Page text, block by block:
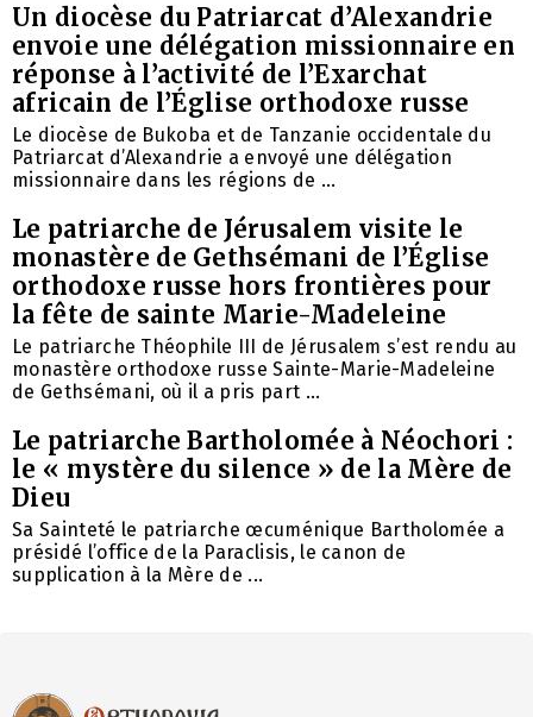
Un diocèse du Patriarcat d’Alexandrie
envoie une délégation missionnaire en
réponse à l’activité de l’Exarchat
africain de l’Église orthodoxe russe
Le diocèse de Bukoba et de Tanzanie occidentale du
Patriarcat d’Alexandrie a envoyé une délégation
missionnaire dans les régions de ...
Le patriarche de Jérusalem visite le
monastère de Gethsémani de l’Église
orthodoxe russe hors frontières pour
la fête de sainte Marie-Madeleine
Le patriarche Théophile III de Jérusalem s’est rendu au
monastère orthodoxe russe Sainte-Marie-Madeleine
de Gethsémani, où il a pris part ...
Le patriarche Bartholomée à Néochori :
le « mystère du silence » de la Mère de
Dieu
Sa Sainteté le patriarche œcuménique Bartholomée a
présidé l’office de la Paraclisis, le canon de
supplication à la Mère de ...